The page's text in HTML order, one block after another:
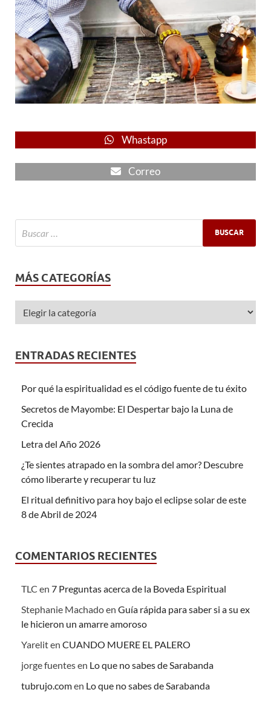
Whastapp
Correo
MÁS CATEGORÍAS
ENTRADAS RECIENTES
Por qué la espiritualidad es el código fuente de tu éxito
Secretos de Mayombe: El Despertar bajo la Luna de
Crecida
Letra del Año 2026
¿Te sientes atrapado en la sombra del amor? Descubre
cómo liberarte y recuperar tu luz
El ritual definitivo para hoy bajo el eclipse solar de este
8 de Abril de 2024
COMENTARIOS RECIENTES
TLC en 7 Preguntas acerca de la Boveda Espiritual
Stephanie Machadoen Guía rápida para saber si a su ex
le hicieron un amarre amoroso
Yareliten CUANDO MUERE EL PALERO
jorge fuentesen Lo que no sabes de Sarabanda
tubrujo.comen Lo que no sabes de Sarabanda